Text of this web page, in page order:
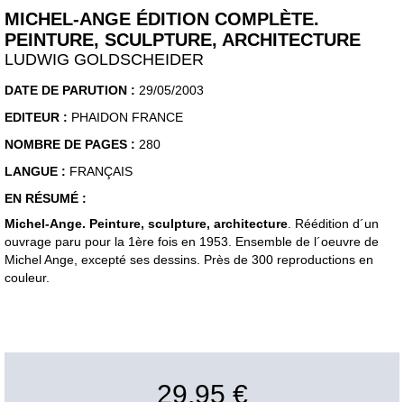
MICHEL-ANGE ÉDITION COMPLÈTE.
PEINTURE, SCULPTURE, ARCHITECTURE
LUDWIG GOLDSCHEIDER
DATE DE PARUTION : 29/05/2003
EDITEUR : PHAIDON FRANCE
NOMBRE DE PAGES : 280
LANGUE : FRANÇAIS
EN RÉSUMÉ :
Michel-Ange. Peinture, sculpture, architecture . Réédition d´un
ouvrage paru pour la 1ère fois en 1953. Ensemble de l´oeuvre de
Michel Ange, excepté ses dessins. Près de 300 reproductions en
couleur.
29,95 €